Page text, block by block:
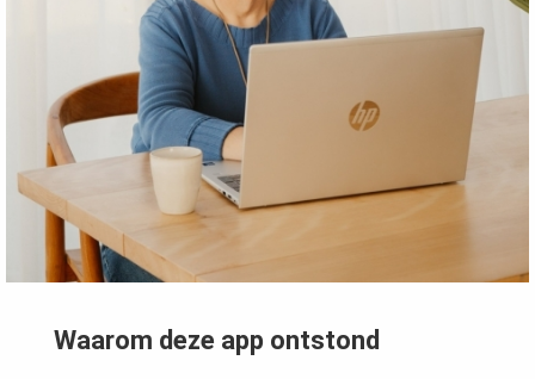
Waarom deze app ontstond